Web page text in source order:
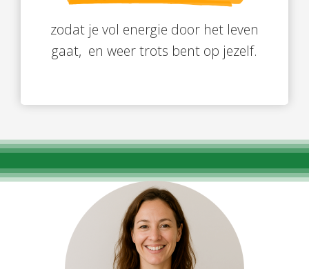
zodat je vol energie door het leven
gaat, en weer trots bent op jezelf.